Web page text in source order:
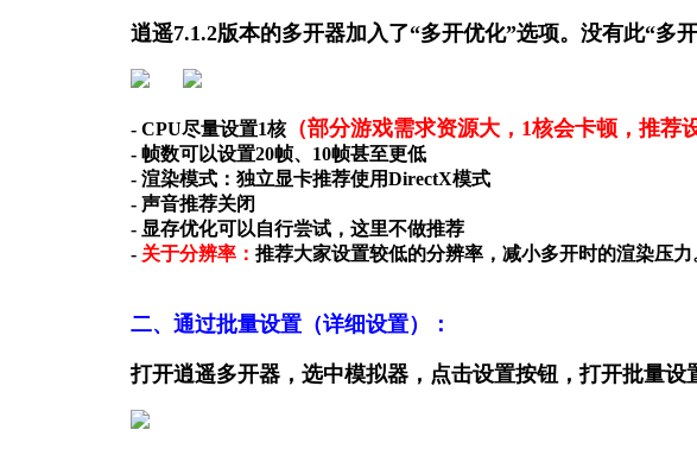
逍遥7.1.2版本的多开器加入了“多开优化”选项。 没有此“多
- CPU尽量设置1核（部分游戏需求资源大，1核会卡顿，推荐
- 帧数可以设置20帧、10帧甚至更低
- 渲染模式：独立显卡推荐使用DirectX模式
- 声音推荐关闭
- 显存优化可以自行尝试，这里不做推荐
- 关于分辨率： 推荐大家设置较低的分辨率，减小多开时的渲染压
二、通过批量设置（详细设置）：
打开逍遥多开器，选中模拟器，点击设置按钮，打开批量设